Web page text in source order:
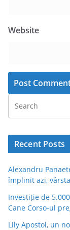
Website
Recent Posts
Alexandru
împlinit azi,
Investiție de
Cane Corso-ul
Lily Apostol, un